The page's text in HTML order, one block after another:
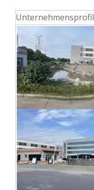
Unternehmensprofil